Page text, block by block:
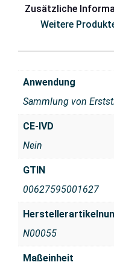
Zusätzliche
Weitere
Anwendung
Sammlung von
CE-IVD
Nein
GTIN
00627595001627
N00055
Maßeinheit